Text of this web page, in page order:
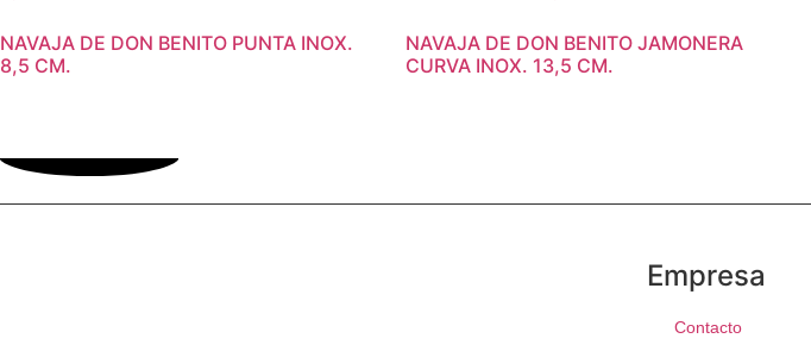
NAVAJA DE DON BENITO PUNTA INOX.
8,5 CM.
NAVAJA DE DON BENITO JAMONERA
CURVA INOX. 13,5 CM.
Empresa
Contacto